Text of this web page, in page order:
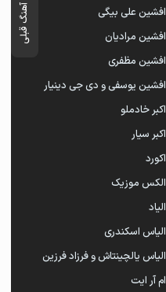
آهنگ قبلی
افشین علی بیگی
افشین مرادیان
افشین مظفری
افشین یوسفی و دی جی دینیار
اکبر خادملو
اکبر سیار
اکورد
الکس موزیک
الیاد
الیاس اسکندری
الیاس یالچینتاش و فرزاد فرزین
ام آر ایت